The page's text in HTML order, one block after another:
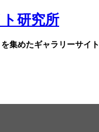
研究所
集めたギャラリーサイト